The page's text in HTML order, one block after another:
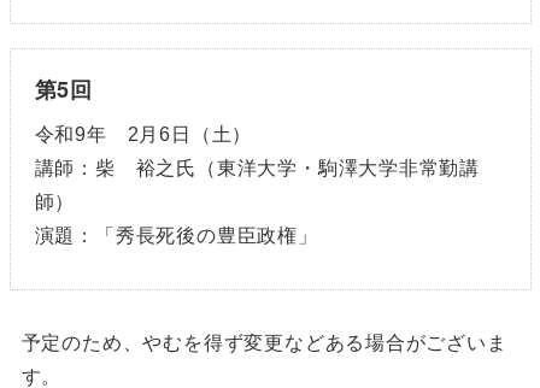
第5回
令和9年 2月6日（土）
講師：柴 裕之氏（東洋大学・駒澤大学非常勤講
師）
演題：「秀長死後の豊臣政権」
予定のため、やむを得ず変更などある場合がございま
す。